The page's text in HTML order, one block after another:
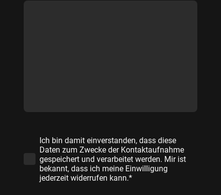
Ich bin damit einverstanden, dass diese
Daten zum Zwecke der Kontaktaufnahme
gespeichert und verarbeitet werden. Mir ist
bekannt, dass ich meine Einwilligung
jederzeit widerrufen kann.*